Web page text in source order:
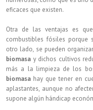
eficaces que existen.
Otra de las ventajas es
combustibles fósiles porque
otro lado, se pueden
biomasa y dichos cultivos
más a la limpieza de los
biomasa hay que tener en
aplastantes, aunque no
supone algún hándicap